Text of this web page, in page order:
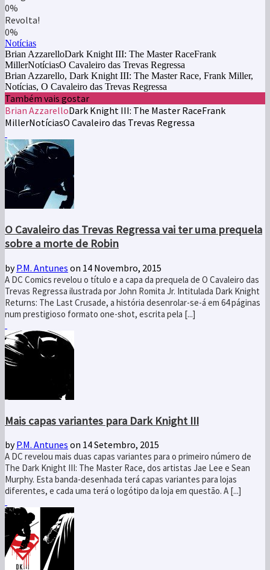
0%
Revolta!
0%
Notícias
Brian AzzarelloDark Knight III: The Master RaceFrank
MillerNotíciasO Cavaleiro das Trevas Regressa
Brian Azzarello, Dark Knight III: The Master Race, Frank Miller,
Notícias, O Cavaleiro das Trevas Regressa
Também vais gostar
Brian AzzarelloDark Knight III: The Master RaceFrank
MillerNotíciasO Cavaleiro das Trevas Regressa
O Cavaleiro das Trevas Regressa vai ter uma prequela
sobre a morte de Robin
byP.M. Antunes on 14 Novembro, 2015
A DC Comics revelou o título e a capa da prequela de O Cavaleiro das
Trevas Regressa ilustrada por John Romita Jr. Intitulada Dark Knight
Returns: The Last Crusade, a história desenrolar-se-á em 64 páginas
num prestigioso formato one-shot, escrita pela [...]
Mais capas variantes para Dark Knight III
byP.M. Antunes on 14 Setembro, 2015
A DC revelou mais duas capas variantes para o primeiro número de
The Dark Knight III: The Master Race, dos artistas Jae Lee e Sean
Murphy. Esta banda-desenhada terá capas variantes para lojas
diferentes, e cada uma terá o logótipo da loja em questão. A [...]